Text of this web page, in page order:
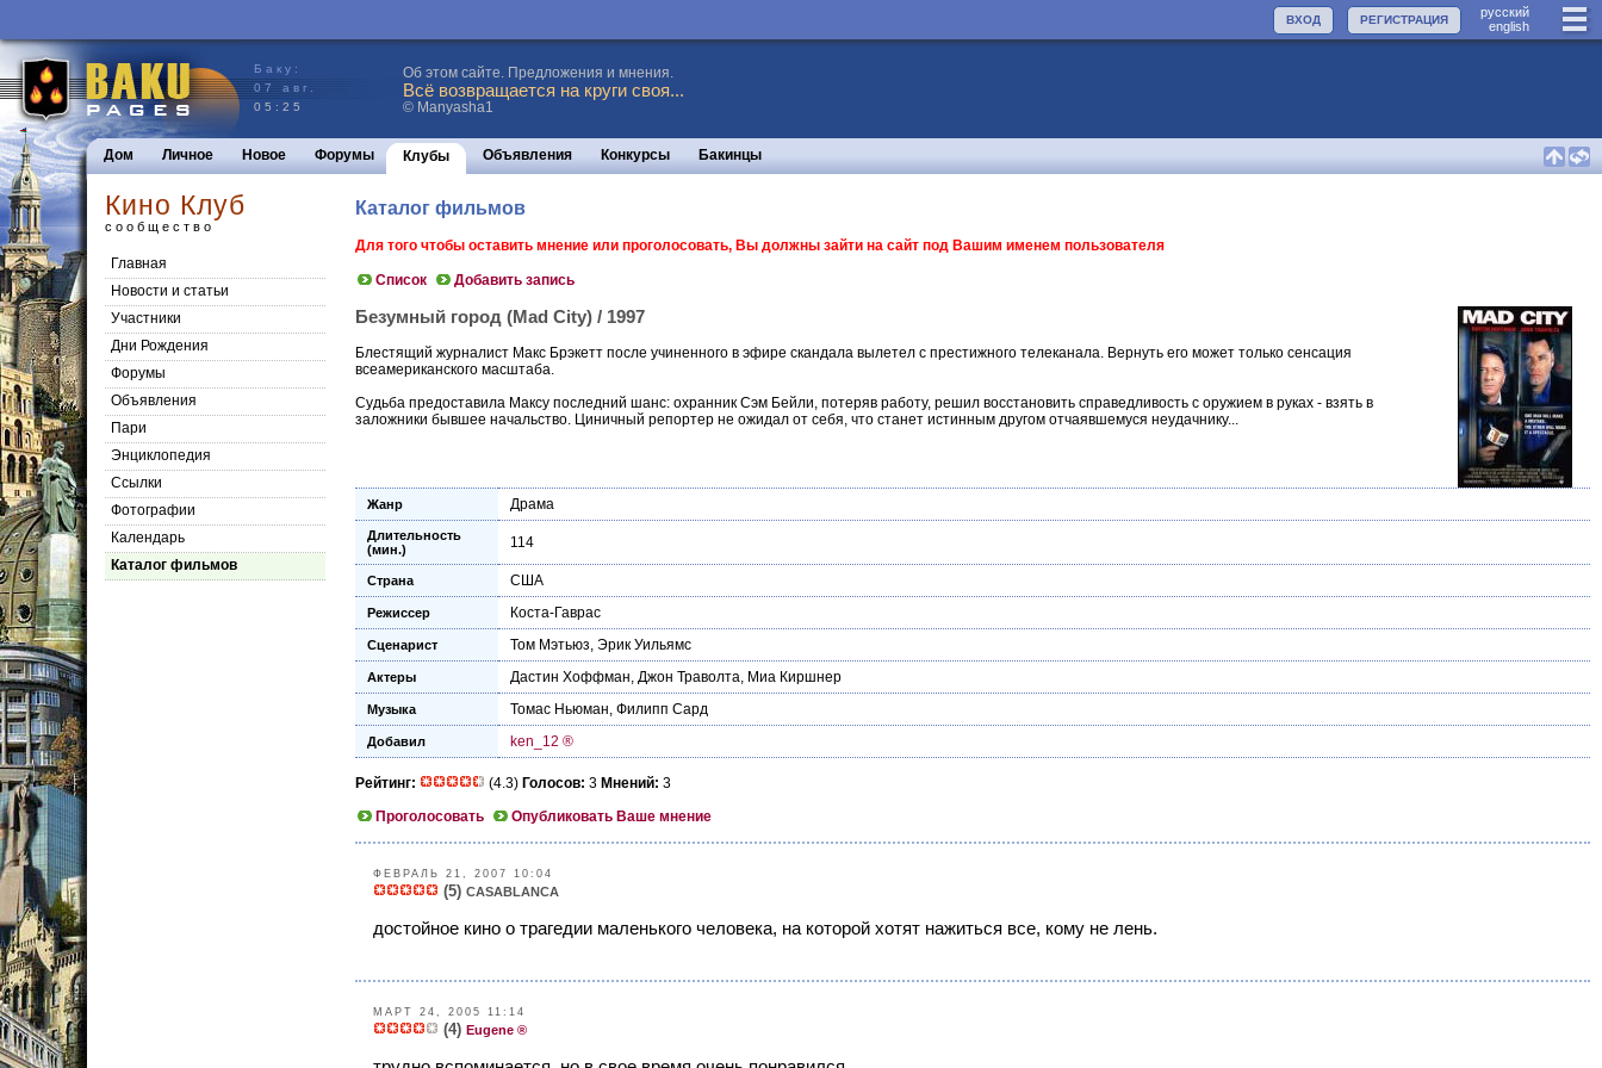
руccкий
english
РЕГИСТРАЦИЯ
ВХОД
Баку:
07 авг.
05:25
Об этом сайте. Предложения и мнения.
Всё возвращается на круги своя...
© Manyasha1
Дом Личное Новое Форумы Клубы Объявления Конкурсы Бакинцы
Кино Клуб
сообщество
Главная
Новости и статьи
Участники
Дни Рождения
Форумы
Объявления
Пари
Энциклопедия
Cсылки
Фотографии
Календарь
Каталог фильмов
Каталог фильмов
Для того чтобы оставить мнение или проголосовать, Вы должны зайти на сайт под Вашим именем пользователя
Список Добавить запись
Безумный город (Mad City) / 1997
Блестящий журналист Макс Брэкетт после учиненного в эфире скандала вылетел с престижного телеканала. Вернуть его может только сенсация
всеамериканского масштаба.
Судьба предоставила Максу последний шанс: охранник Сэм Бейли, потеряв работу, решил восстановить справедливость с оружием в руках - взять в
заложники бывшее начальство. Циничный репортер не ожидал от себя, что станет истинным другом отчаявшемуся неудачнику...
Жанр Драма
Длительность
(мин.)
114
Страна США
Режиссер Коста-Гаврас
Сценарист Том Мэтьюз, Эрик Уильямс
Актеры Дастин Хоффман, Джон Траволта, Миа Киршнер
Музыка Томас Ньюман, Филипп Сард
Добавил ken_12 ®
Рейтинг: (4.3) Голосов: 3 Мнений: 3
Проголосовать
Опубликовать Ваше мнение
ФЕВРАЛЬ 21, 2007 10:04
(5) CASABLANCA
достойное кино о трагедии маленького человека, на которой хотят нажиться все, кому не лень.
МАРТ 24, 2005 11:14
(4) Eugene ®